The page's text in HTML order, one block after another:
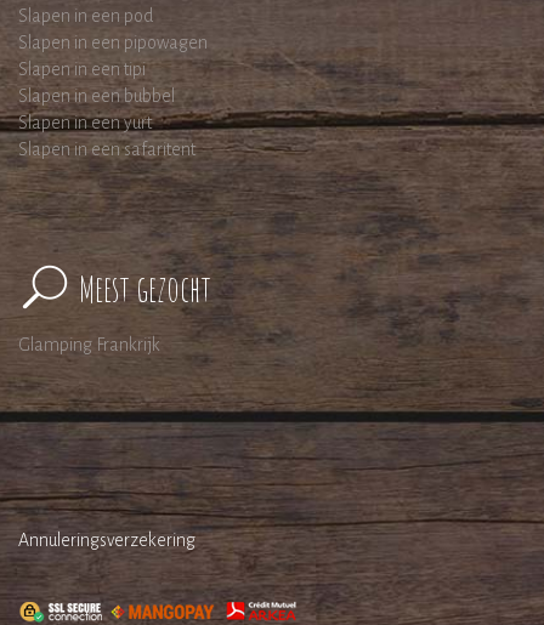
Slapen in een pod
Slapen in een pipowagen
Slapen in een tipi
Slapen in een bubbel
Slapen in een yurt
Slapen in een safaritent
Meest gezocht
Glamping Frankrijk
Annuleringsverzekering